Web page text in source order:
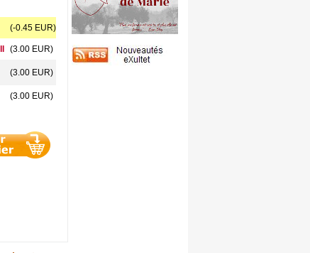
(-0.45 EUR)
(3.00 EUR)
(3.00 EUR)
(3.00 EUR)